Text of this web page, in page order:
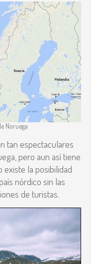
Noruega
tan espectaculares
pero aun así tiene
la posibilidad
nórdico sin las
de turistas.